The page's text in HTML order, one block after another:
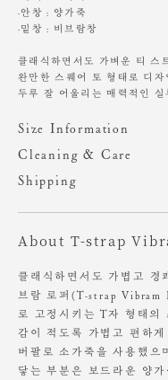
·안창 : 양가죽
·밑창 : 비브람창
클래식하면서도 가벼운 티 스
완만한 스퀘어 토 형태로 디
두루 잘 어울리는 매력적인
Size Information
제품의 일정 수량을 측정한 평
편차가 있을 수 있습니다. (치
-
Cleaning & Care
인공적인 가공을 진행하지 않
천연 가죽 소재 특성상 미세
제조 공정 대부분이 수작업으
개체에 따라 색감과 만듦새의
가죽의 까짐 또는 찢어짐이
가죽 특성상 물과 열에 취약합
착화 환경에 따라 가죽의 물
밝은 계열의 의류 착용 시 주
Shipping
About T-strap
클래식하면서도 가볍고 경
브람 로퍼(T-strap Vibram
로 고정시키는 T자 형태의
감이 적도록 가볍고 편하
버팔로 소가죽을 사용했으
닿는 부분은 보드라운 양